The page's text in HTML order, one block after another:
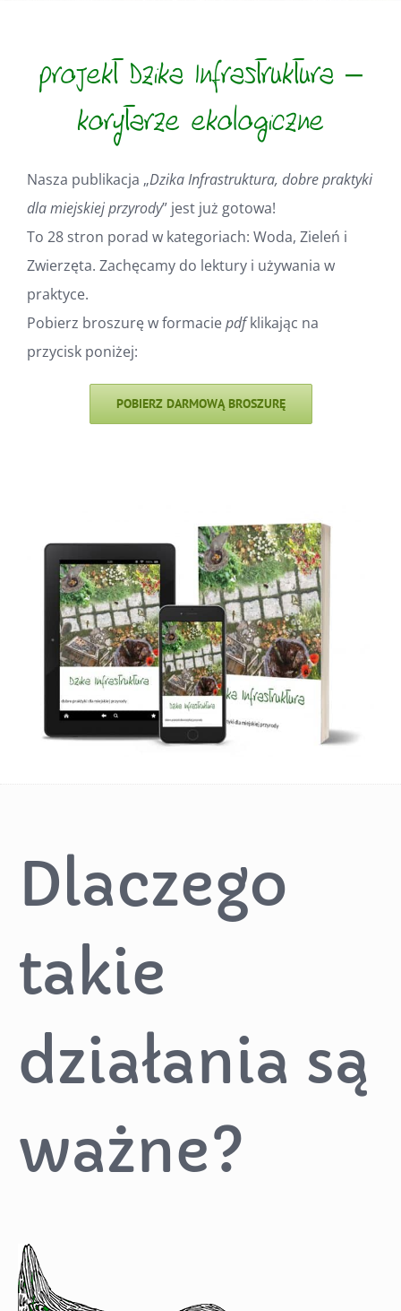
projekt Dzika Infrastruktura –
korytarze ekologiczne
Nasza publikacja „Dzika Infrastruktura, dobre praktyki
dla miejskiej przyrody” jest już gotowa!
To 28 stron porad w kategoriach: Woda, Zieleń i
Zwierzęta. Zachęcamy do lektury i używania w
praktyce.
Pobierz broszurę w formaciepdfklikając na
przycisk poniżej:
POBIERZ DARMOWĄ BROSZURĘ
Dlaczego
takie
działania są
ważne?